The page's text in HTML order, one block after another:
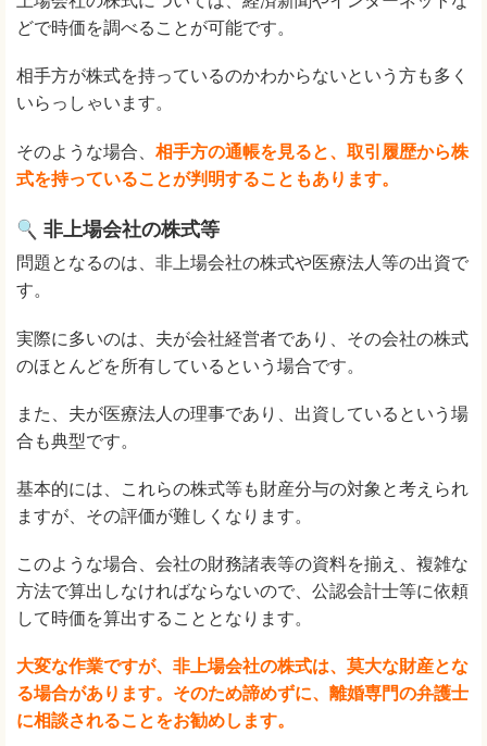
どで時価を調べることが可能です。
相手方が株式を持っているのかわからないという方も多く
いらっしゃいます。
そのような場合、 相手方の通帳を見ると、取引履歴から株
式を持っていることが判明することもあります。
非上場会社の株式等
問題となるのは、非上場会社の株式や医療法人等の出資で
す。
実際に多いのは、夫が会社経営者であり、その会社の株式
のほとんどを所有しているという場合です。
また、夫が医療法人の理事であり、出資しているという場
合も典型です。
基本的には、これらの株式等も財産分与の対象と考えられ
ますが、その評価が難しくなります。
このような場合、会社の財務諸表等の資料を揃え、複雑な
方法で算出しなければならないので、公認会計士等に依頼
して時価を算出することとなります。
大変な作業ですが、非上場会社の株式は、莫大な財産とな
る場合があります。そのため諦めずに、離婚専門の弁護士
に相談されることをお勧めします。